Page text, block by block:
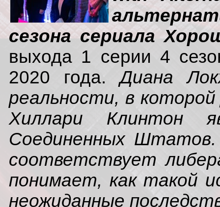
сезона сериала
выхода 1 серии 4
2020 года.Диана
реальности, в
Хиллари Клинтон
Соединенных
соответствует
понимает, как такой
неожиданные